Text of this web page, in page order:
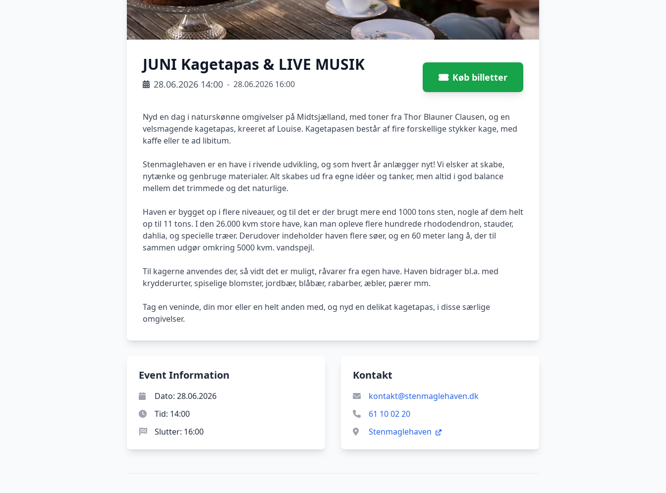
JUNI Kagetapas & LIVE MUSIK
28.06.2026 14:00 - 28.06.2026 16:00
Køb billetter
Nyd en dag i naturskønne omgivelser på Midtsjælland, med toner fra Thor Blauner Clausen, og en
velsmagende kagetapas, kreeret af Louise. Kagetapasen består af fire forskellige stykker kage, med
kaffe eller te ad libitum.
Stenmaglehaven er en have i rivende udvikling, og som hvert år anlægger nyt! Vi elsker at skabe,
nytænke og genbruge materialer. Alt skabes ud fra egne idéer og tanker, men altid i god balance
mellem det trimmede og det naturlige.
Haven er bygget op i flere niveauer, og til det er der brugt mere end 1000 tons sten, nogle af dem helt
op til 11 tons. I den 26.000 kvm store have, kan man opleve flere hundrede rhododendron, stauder,
dahlia, og specielle træer. Derudover indeholder haven flere søer, og en 60 meter lang å, der til
sammen udgør omkring 5000 kvm. vandspejl.
Til kagerne anvendes der, så vidt det er muligt, råvarer fra egen have. Haven bidrager bl.a. med
krydderurter, spiselige blomster, jordbær, blåbær, rabarber, æbler, pærer mm.
Tag en veninde, din mor eller en helt anden med, og nyd en delikat kagetapas, i disse særlige
omgivelser.
Event Information
Dato: 28.06.2026
Tid: 14:00
Slutter: 16:00
Kontakt
kontakt@stenmaglehaven.dk
61 10 02 20
Stenmaglehaven